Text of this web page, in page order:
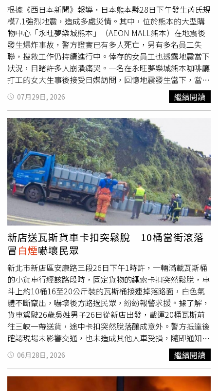
根據《西日本新聞》報導，日本熊本縣28日下午發生芮氏規
模7.1強烈地震，造成多處災情。其中，位於熊本的大型購
物中心「永旺夢樂城熊本」（AEON MALL熊本）在地震後
發生爆炸事故，警方證實已有多人死亡，另有多名員工失
聯，搜救工作仍持續進行中。倖存的女員工也透露地震當下
狀況，目睹許多人崩潰痛哭。一名在永旺夢樂城熊本咖啡廳
打工的女大生事後接受日媒訪問，回憶地震發生當下，當時
她正在店內洗碗，突然感受到劇烈左右搖晃，店內員工立即
引導顧客朝出口疏散，所有人隨後前往停車場避難，並在現
場等待約20分鐘。女大生表示，避難期間，不少顧客情緒潰
堤，甚至當場落淚，表示這場地震讓人想起10年前熊本地震
的慘痛記憶。約在地震發生30分鐘後，商場發布通知，宣布
永旺夢樂城熊本全面停止營業，員工與顧客隨即陸續離開現
場。她說，自己坐進車內準備駕車離開時，突然聽見一聲巨
大轟響，並感受到強烈衝擊，彷彿聲音從地底竄出。抬頭一
看，只見大片白煙從購物中心方向迅速升起，並朝停車場擴
散而來。女大生表示，她見狀立刻踩下油門離開現場，途中
還看見有人以手帕摀住口鼻逃生。回想當時情景，她坦言至
今仍餘悸猶存，「真的沒想到會發生這種事，如果當時還留
在建築物裡，後果真的不敢想像。」報導指出，商場建築倒
塌後引發爆炸，目前已知至少2死1命危，仍有20至30名商
場員工下落不明，相關單位持續確認人員狀況。日本防衛大
臣小泉進次郎表示，政府已派遣超過1000名陸上自衛隊第8
師團官兵投入災區，協助搜救及救援工作，全力搶救受困民
眾，並持續掌握現場最新情況。
07月29日, 2026 繼續閱讀
新店送瓦斯貨車卡扣突鬆脫 10桶當街滾落
冒 白煙嚇壞民眾
新北市新店區安康路三段26日下午1時許，一輛滿載瓦斯桶
的小貨車行經該路段時，固定貨物的繩索卡扣突然鬆脫，車
斗上約10桶16至20公斤裝的瓦斯桶接連掉落路面，白色氣
體不斷竄出，嚇壞後方路過民眾，紛紛報警求援。據了解，
貨車駕駛26歲吳姓男子26日從新店出發，載運20桶瓦斯前
往三峽一帶送貨，途中卡扣突然脫落釀成意外。警方抵達後
確認現場未影響交通，也未造成其他人車受損，隨即通知消
防人員到場警戒。隨即通知消防隊到場警戒，確認無瓦斯洩
漏危險，要求吳男將散落瓦斯桶逐一搬回車上並確實固定。
警方依《道路交通管理處罰條例》第30條規定對吳男開單告
發，可處3000元以上、18000元以下罰鍰。
06月28日, 2026 繼續閱讀